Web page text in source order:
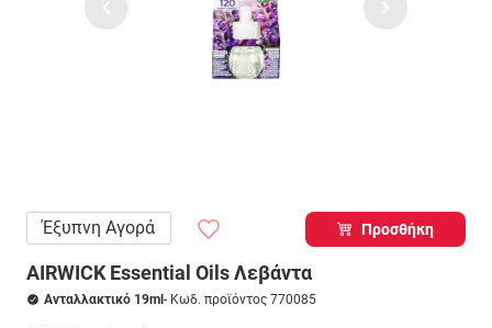
Έξυπνη Αγορά Προσθήκη
AIRWICK Essential Oils Λεβάντα
Ανταλλακτικό 19ml - Κωδ. προϊόντος 770085